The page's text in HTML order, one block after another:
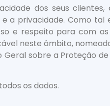
dos seus clientes,
a privacidade. Como tal
e respeito para com
neste âmbito,
sobre a Proteção de
os dados.